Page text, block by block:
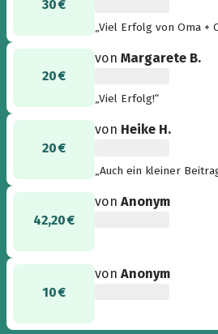
30 €
„Viel Erfolg von Oma +
20 €
vonMargarete B.
„Viel Erfolg!“
20 €
von Heike H.
„Auch ein kleiner
42,20 €
vonAnonym
10 €
vonAnonym